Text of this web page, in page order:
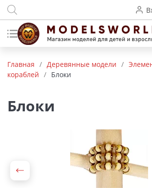
Деревянные модели
Пластиковые модели
Главная / Деревянные модели /
кораблей / Блоки
Блоки